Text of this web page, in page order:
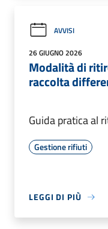
AVVISI
26 GIUGNO 2026
Modalità di
raccolta
Guida pratica al
Gestione rifiuti
LEGGI DI PIÙ